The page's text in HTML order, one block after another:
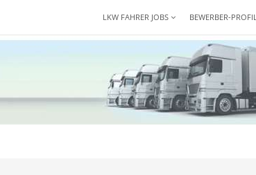
LKW FAHRER JOBS BEWERBER-